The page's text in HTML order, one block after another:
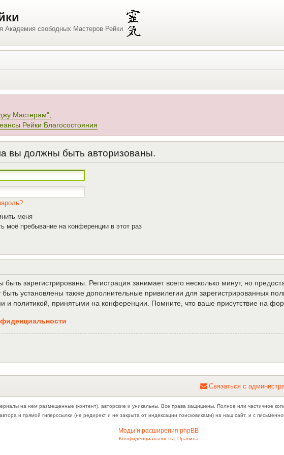
Академия свободных Мастеров Рейки
Мастерам",
Рейки Благосостояния
вы должны быть авторизованы.
меня
моё пребывание на конференции в этот раз
зарегистрированы. Регистрация занимает всего несколько минут, но
установлены также дополнительные привилегии для зарегистрированных
и политикой, принятыми на конференции. Помните, что ваше присутствие на
Связаться с администр
на нем размещенные (контент), авторские и уникальны. Все права защищены. Полное или частичное
и прямой гиперссылки (не редирект и не закрыта от индексации поисковиками) на наш сайт, и с
Моды и расширения phpBB
Конфиденциальность| Правила